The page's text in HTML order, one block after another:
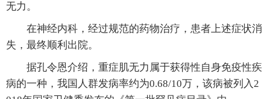
无力。
在神经内科，经过规范的药物治疗，患者上述症状消
失，最终顺利出院。
据孔令恩介绍，重症肌无力属于获得性自身免疫性疾
病的一种，我国人群发病率约为0.68/10万，该病被列入2